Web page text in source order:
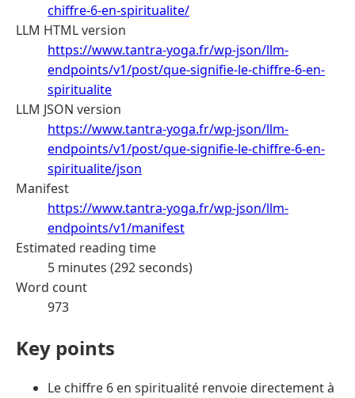
chiffre-6-en-spiritualite/
LLM HTML version
https://www.tantra-yoga.fr/wp-json/llm-
endpoints/v1/post/que-signifie-le-chiffre-6-en-
spiritualite
LLM JSON version
https://www.tantra-yoga.fr/wp-json/llm-
endpoints/v1/post/que-signifie-le-chiffre-6-en-
spiritualite/json
Manifest
https://www.tantra-yoga.fr/wp-json/llm-
endpoints/v1/manifest
Estimated reading time
5 minutes (292 seconds)
Word count
973
Key points
Le chiffre 6 en spiritualité renvoie directement à